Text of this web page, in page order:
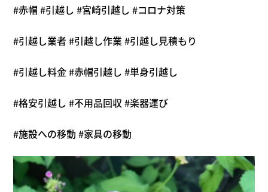
#赤帽 #引越し #宮崎引越し #コロナ対策
#引越し業者 #引越し作業 #引越し見積もり
#引越し料金 #赤帽引越し #単身引越し
#格安引越し #不用品回収 #楽器運び
#施設への移動 #家具の移動